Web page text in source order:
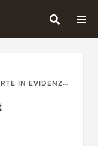
IN EVIDENZA